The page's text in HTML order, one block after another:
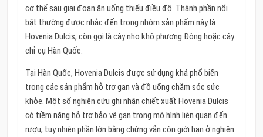
cơ thể sau giai đoạn ăn uống thiếu điều độ. Thành phần nổi
bật thường được nhắc đến trong nhóm sản phẩm này là
Hovenia Dulcis, còn gọi là cây nho khô phương Đông hoặc cây
chỉ cụ Hàn Quốc.
Tại Hàn Quốc, Hovenia Dulcis được sử dụng khá phổ biến
trong các sản phẩm hỗ trợ gan và đồ uống chăm sóc sức
khỏe. Một số nghiên cứu ghi nhận chiết xuất Hovenia Dulcis
có tiềm năng hỗ trợ bảo vệ gan trong mô hình liên quan đến
rượu, tuy nhiên phần lớn bằng chứng vẫn còn giới hạn ở nghiên